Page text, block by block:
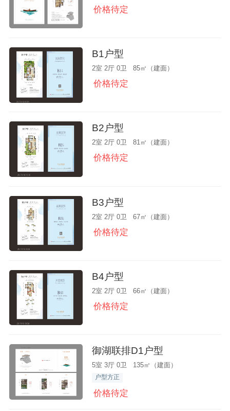
价格待定
B1户型
2室 2厅 0卫 85㎡（建面）
价格待定
B2户型
2室 2厅 0卫 81㎡（建面）
价格待定
B3户型
2室 2厅 0卫 67㎡（建面）
价格待定
B4户型
2室 2厅 0卫 66㎡（建面）
价格待定
御湖联排D1户型
5室 3厅 0卫 135㎡（建面）
户型方正
价格待定